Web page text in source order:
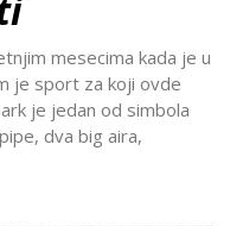
mesecima kada je u
je sport za koji ovde
je jedan od simbola
dva big aira,